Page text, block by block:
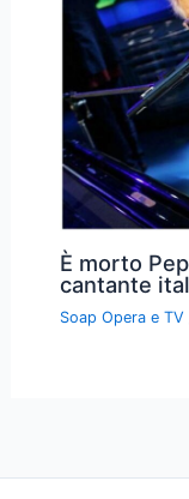
È morto
cantante
Soap Opera e TV